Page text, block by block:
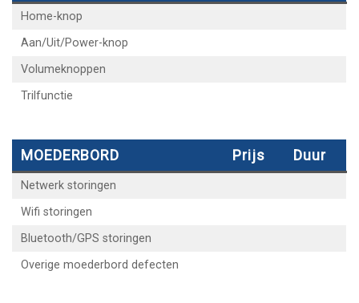
Home-knop
Aan/Uit/Power-knop
Volumeknoppen
Trilfunctie
MOEDERBORD Prijs Duur
Netwerk storingen
Wifi storingen
Bluetooth/GPS storingen
Overige moederbord defecten